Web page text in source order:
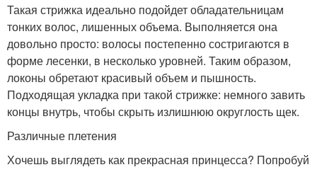
Такая стрижка идеально подойдет обладательницам
тонких волос, лишенных объема. Выполняется она
довольно просто: волосы постепенно состригаются в
форме лесенки, в несколько уровней. Таким образом,
локоны обретают красивый объем и пышность.
Подходящая укладка при такой стрижке: немного завить
концы внутрь, чтобы скрыть излишнюю округлость щек.
Различные плетения
Хочешь выглядеть как прекрасная принцесса? Попробуй